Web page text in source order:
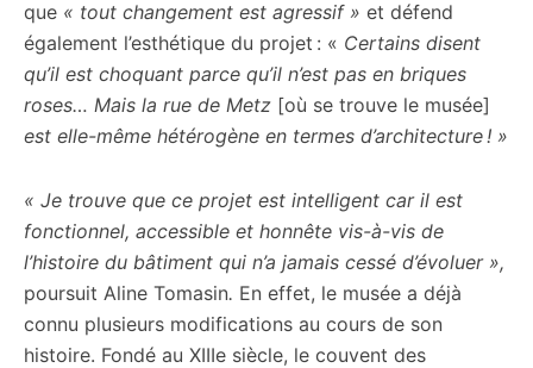
que « tout changement est agressif » et défend
également l’esthétique du projet : « Certains disent
qu’il est choquant parce qu’il n’est pas en briques
roses… Mais la rue de Metz [où se trouve le musée]
est elle-même hétérogène en termes d’architecture ! »
« Je trouve que ce projet est intelligent car il est
fonctionnel, accessible et honnête vis-à-vis de
l’histoire du bâtiment qui n’a jamais cessé d’évoluer »,
poursuit Aline Tomasin. En effet, le musée a déjà
connu plusieurs modifications au cours de son
histoire. Fondé au XIIIe siècle, le couvent des